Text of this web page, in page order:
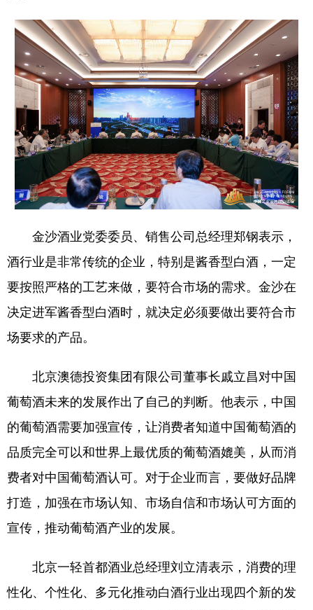
学术中国 乡村振兴 银龄 溯源中国
城市 旅游 能源
彩票 娱乐 时尚 悦读
公益 一带一路 亚太网 上市公司
文化产业
地方频道
浙江 安徽 福建 江西
山东 河南 湖北 湖南
广东
陕西 甘肃 青海 宁夏
新疆 内蒙古 黑龙江
多语种频道
English Español Français عربى
Deutsch Português
金沙酒业党委委员、销售公司总经理郑钢表示，
酒行业是非常传统的企业，特别是酱香型白酒，一定
要按照严格的工艺来做，要符合市场的需求。金沙在
决定进军酱香型白酒时，就决定必须要做出要符合市
场要求的产品。
北京澳德投资集团有限公司董事长戚立昌对中国
葡萄酒未来的发展作出了自己的判断。他表示，中国
的葡萄酒需要加强宣传，让消费者知道中国葡萄酒的
品质完全可以和世界上最优质的葡萄酒媲美，从而消
费者对中国葡萄酒认可。对于企业而言，要做好品牌
打造，加强在市场认知、市场自信和市场认可方面的
宣传，推动葡萄酒产业的发展。
北京一轻首都酒业总经理刘立清表示，消费的理
性化、个性化、多元化推动白酒行业出现四个新的发